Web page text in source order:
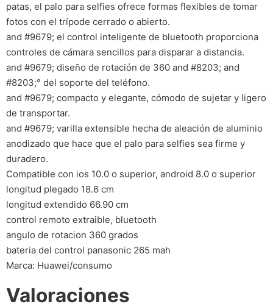
patas, el palo para selfies ofrece formas flexibles de tomar
fotos con el trípode cerrado o abierto.
and #9679; el control inteligente de bluetooth proporciona
controles de cámara sencillos para disparar a distancia.
and #9679; diseño de rotación de 360 and #8203; and
#8203;° del soporte del teléfono.
and #9679; compacto y elegante, cómodo de sujetar y ligero
de transportar.
and #9679; varilla extensible hecha de aleación de aluminio
anodizado que hace que el palo para selfies sea firme y
duradero.
Compatible con ios 10.0 o superior, android 8.0 o superior
longitud plegado 18.6 cm
longitud extendido 66.90 cm
control remoto extraible, bluetooth
angulo de rotacion 360 grados
bateria del control panasonic 265 mah
Marca: Huawei/consumo
Valoraciones